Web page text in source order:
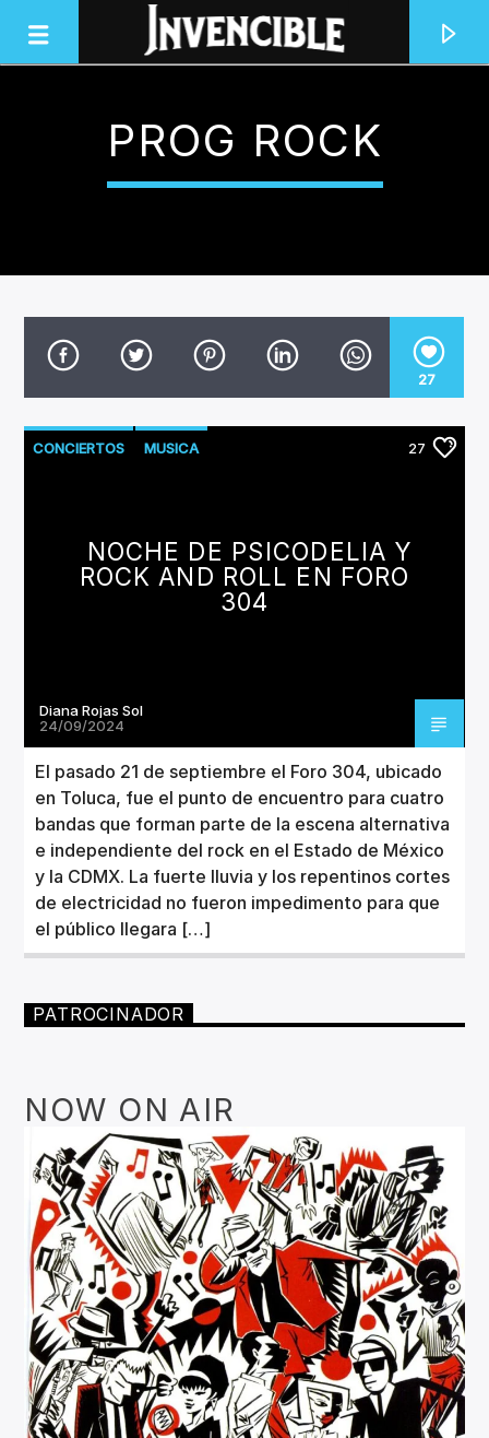
INVENCIBLE RADIO
JUNTOS SOMOS INVENCIBLES
ARTISTA
Invencible Radio
PROG ROCK
27
CONCIERTOS MUSICA 27
NOCHE DE PSICODELIA Y
ROCK AND ROLL EN FORO
304
Diana Rojas Sol
24/09/2024
El pasado 21 de septiembre el Foro 304, ubicado
en Toluca, fue el punto de encuentro para cuatro
bandas que forman parte de la escena alternativa
e independiente del rock en el Estado de México
y la CDMX. La fuerte lluvia y los repentinos cortes
de electricidad no fueron impedimento para que
el público llegara […]
PATROCINADOR
NOW ON AIR